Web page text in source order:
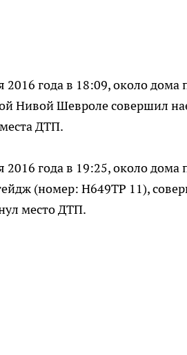
2016 года в 18:09, около
Нивой Шевроле совершил
ДТП.
2016 года в 19:25, около
(номер: Н649ТР 11),
место ДТП.